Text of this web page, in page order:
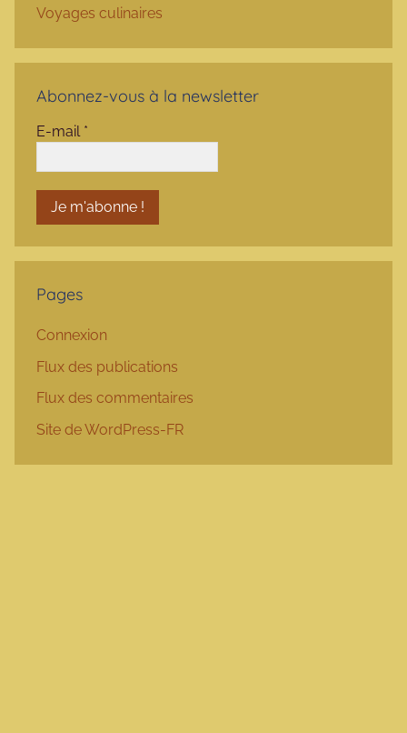
Voyages culinaires
Abonnez-vous à la newsletter
E-mail *
Pages
Connexion
Flux des publications
Flux des commentaires
Site de WordPress-FR